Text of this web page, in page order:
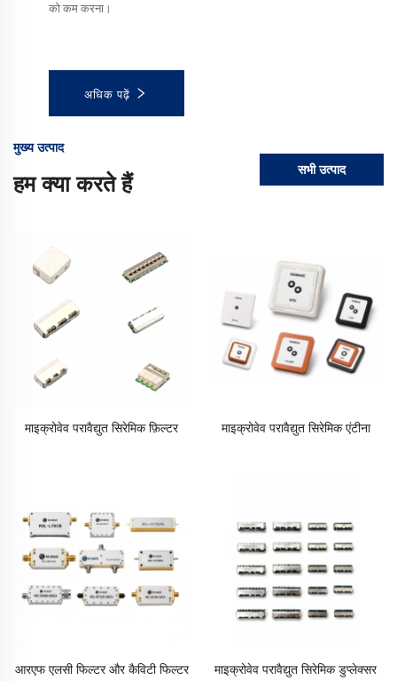
को कम करना।
अधिक पढ़ें
मुख्य उत्पाद
हम क्या करते हैं
सभी उत्पाद
माइक्रोवेव परावैद्युत सिरेमिक फ़िल्टर माइक्रोवेव परावैद्युत सिरेमिक एंटीना
आरएफ एलसी फिल्टर और कैविटी फिल्टर माइक्रोवेव परावैद्युत सिरेमिक डुप्लेक्सर